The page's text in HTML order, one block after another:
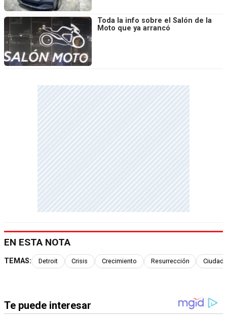
Toda la info sobre el Salón de la
Moto que ya arrancó
EN ESTA NOTA
TEMAS: Detroit Crisis Crecimiento Resurrección Ciudad